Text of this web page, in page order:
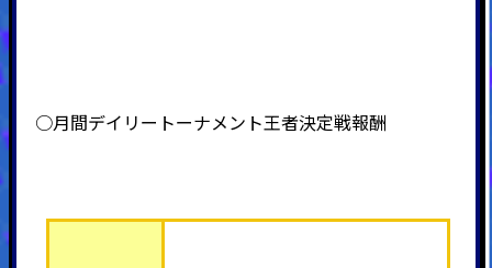
○月間デイリートーナメント王者決定戦報酬